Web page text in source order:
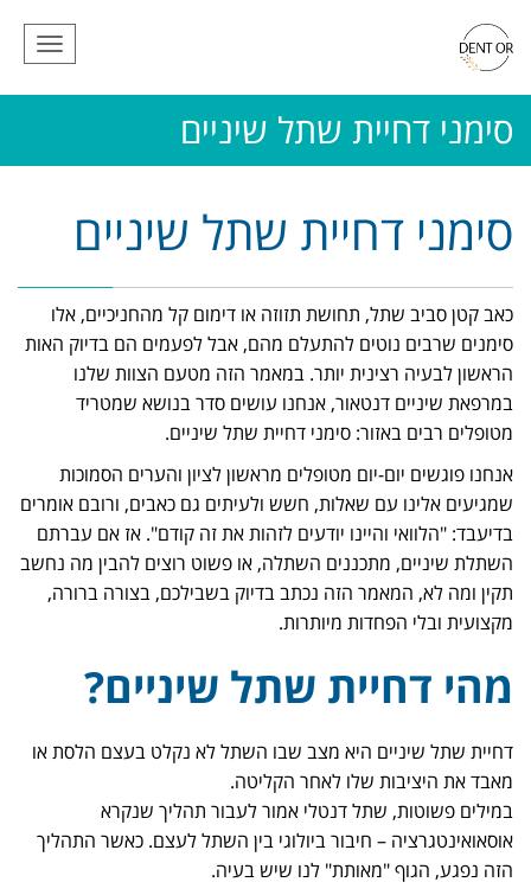
תפריט
סימני דחיית שתל שיניים
סימני דחיית שתל שיניים
כאב קטן סביב שתל, תחושת תזוזה או דימום קל מהחניכיים, אלו
סימנים שרבים נוטים להתעלם מהם, אבל לפעמים הם בדיוק האות
הראשון לבעיה רצינית יותר. במאמר הזה מטעם הצוות שלנו
במרפאת שיניים דנטאור, אנחנו עושים סדר בנושא שמטריד
מטופלים רבים באזור: סימני דחיית שתל שיניים.
אנחנו פוגשים יום-יום מטופלים מראשון לציון והערים הסמוכות
שמגיעים אלינו עם שאלות, חשש ולעיתים גם כאבים, ורובם אומרים
בדיעבד: "הלוואי והיינו יודעים לזהות את זה קודם". אז אם עברתם
השתלת שיניים, מתכננים השתלה, או פשוט רוצים להבין מה נחשב
תקין ומה לא, המאמר הזה נכתב בדיוק בשבילכם, בצורה ברורה,
מקצועית ובלי הפחדות מיותרות.
מהי דחיית שתל שיניים?
דחיית שתל שיניים היא מצב שבו השתל לא נקלט בעצם הלסת או
מאבד את היציבות שלו לאחר הקליטה.
במילים פשוטות, שתל דנטלי אמור לעבור תהליך שנקרא
אוסאואינטגרציה – חיבור ביולוגי בין השתל לעצם. כאשר התהליך
הזה נפגע, הגוף "מאותת" לנו שיש בעיה.